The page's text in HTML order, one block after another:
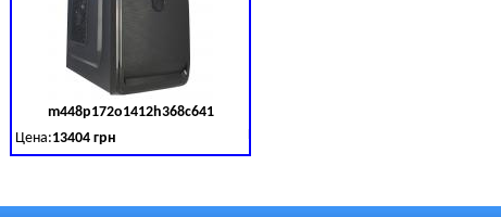
GB (SATA III)
товара:379030
DDR 3 (1600 MHz) HDD: Seagate 2 TB (SATA III)
m448p172o1412h368c641
Цена:13404 грн Код товара:
Intel Core ™ i5 4 ядра 3.20GHz,ОЗУ: 2 GB, DDR 3 (1600 MHz) HDD: Seagate 2